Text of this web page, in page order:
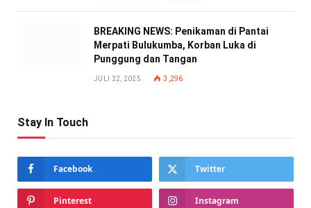
BREAKING NEWS: Penikaman di Pantai
Merpati Bulukumba, Korban Luka di
Punggung dan Tangan
JULI 22, 2025 3,296
Stay In Touch
Facebook Twitter
Pinterest Instagram